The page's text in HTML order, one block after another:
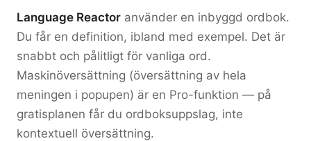
Language Reactor använder en inbyggd ordbok.
Du får en definition, ibland med exempel. Det är
snabbt och pålitligt för vanliga ord.
Maskinöversättning (översättning av hela
meningen i popupen) är en Pro-funktion — på
gratisplanen får du ordboksuppslag, inte
kontextuell översättning.